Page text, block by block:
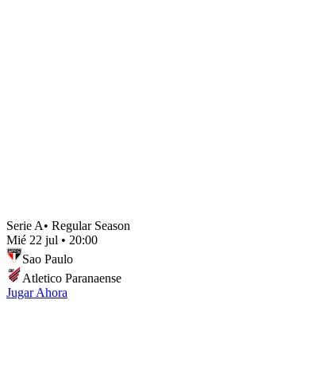
Serie A• Regular Season
Mié 22 jul • 20:00
Sao Paulo
Atletico Paranaense
Jugar Ahora